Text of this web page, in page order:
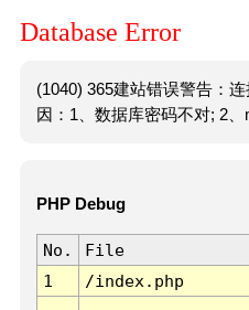
Database Error
(1040) 365建站错误警告：
因：1、数据库密码不对; 2、
PHP Debug
No. File
1
/index.php